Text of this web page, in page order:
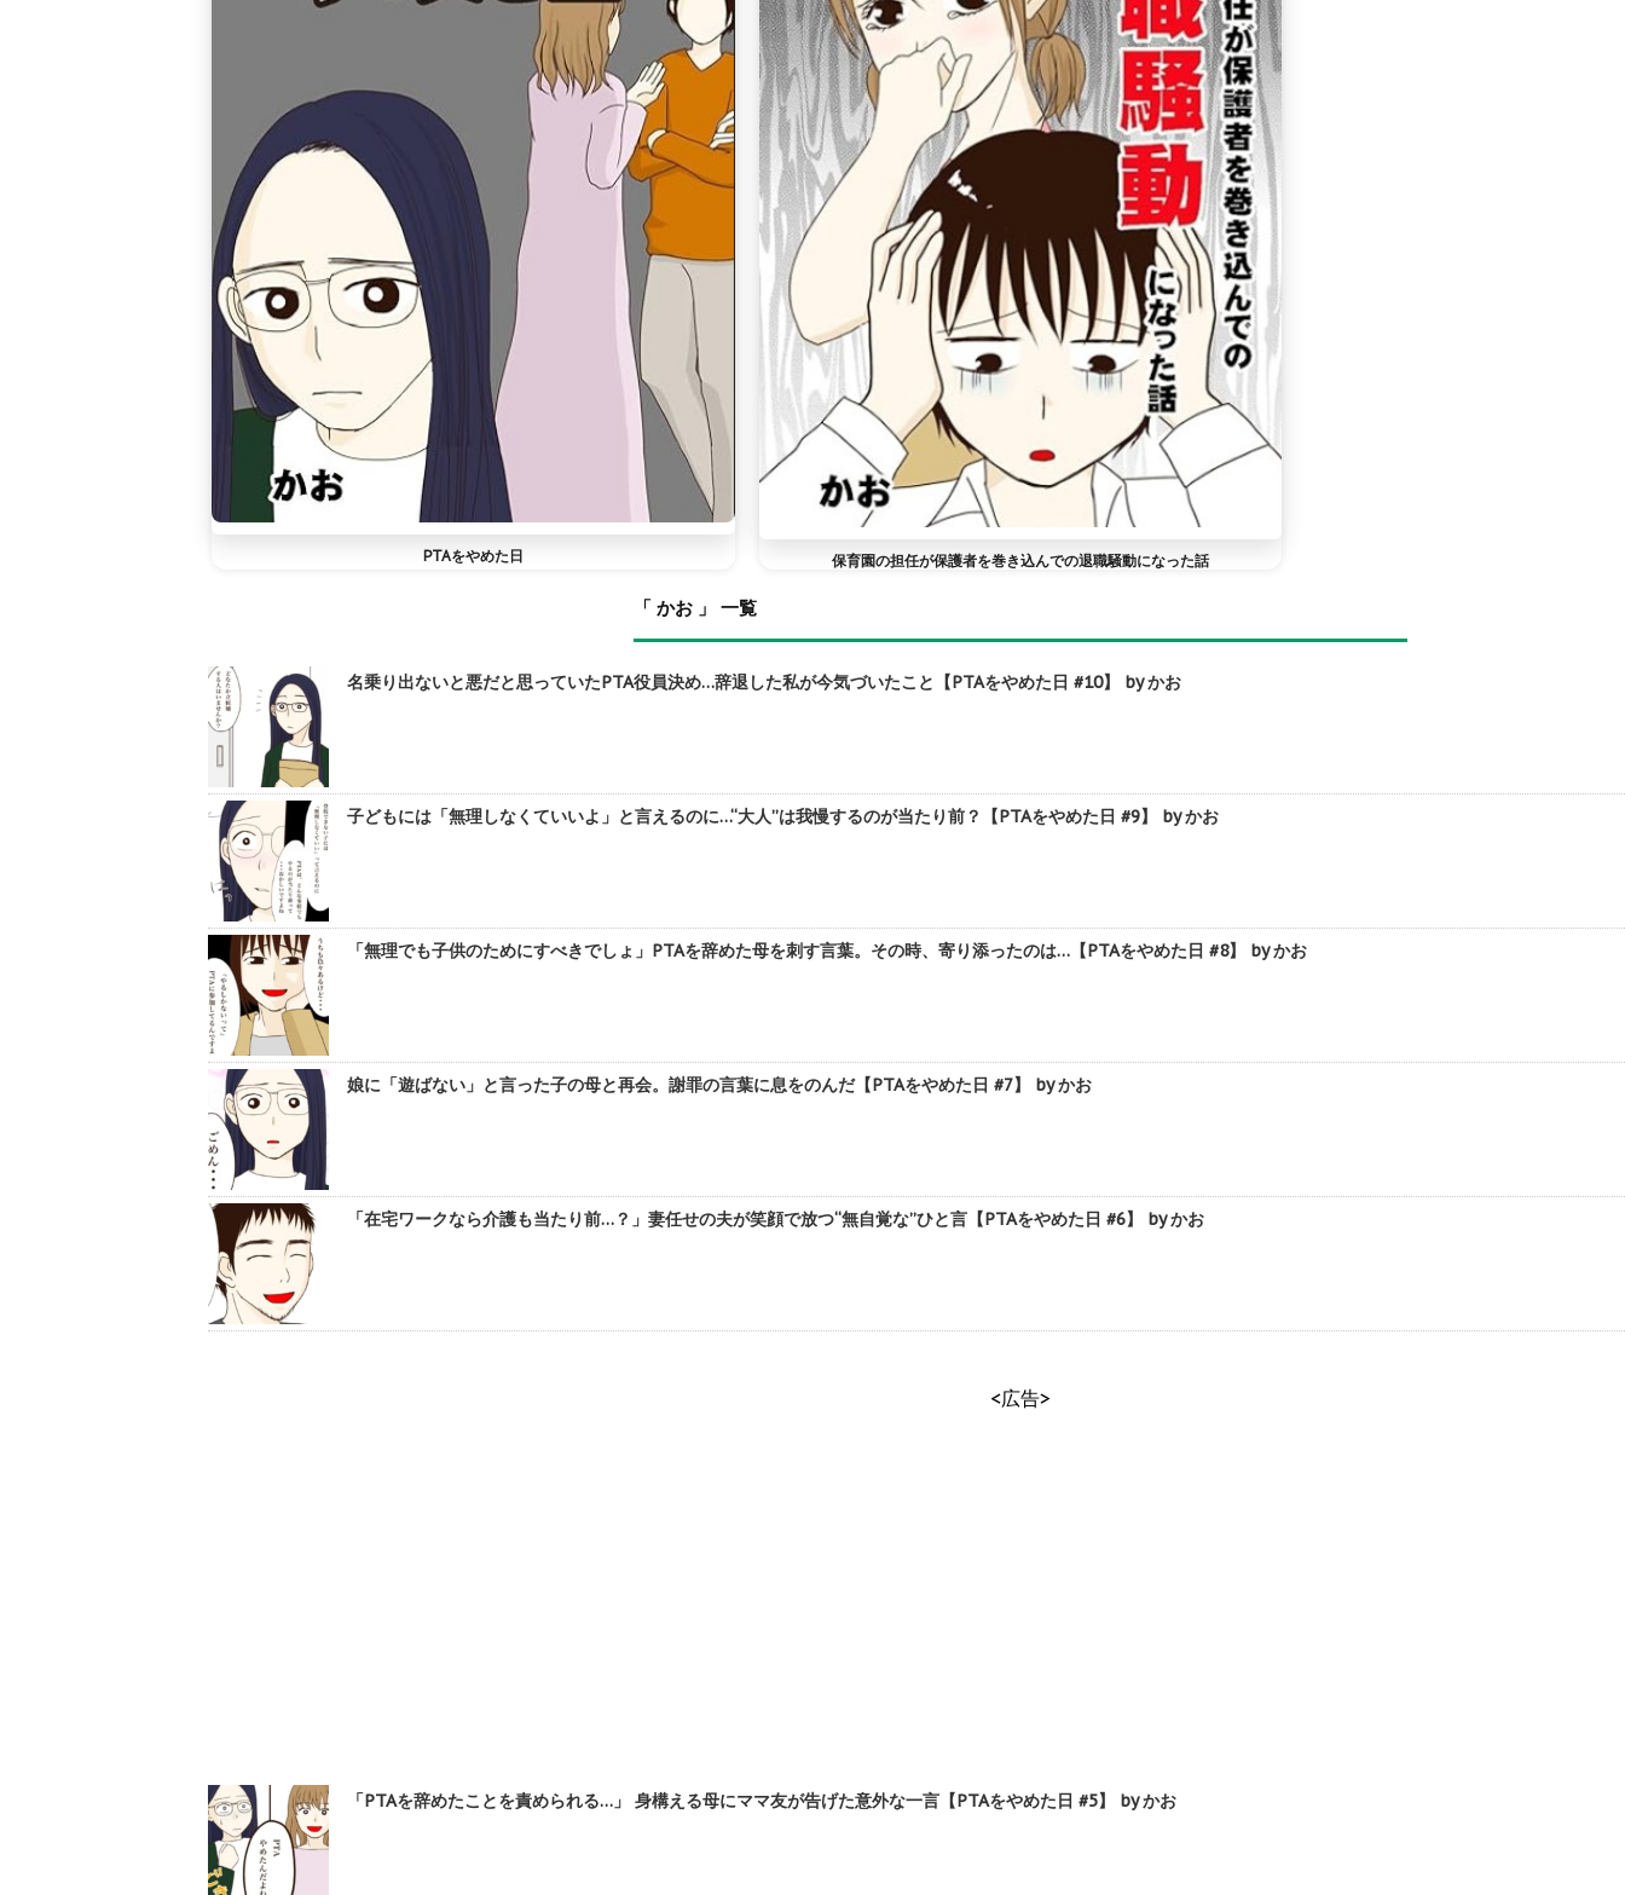
PTAをやめた日 保育園の担任が保護者を巻き込んでの退職騒動になった話
「 かお 」 一覧
名乗り出ないと悪だと思っていたPTA役員決め…辞退した私が今気づいたこと【PTAをやめた日 #10】 by かお
子どもには「無理しなくていいよ」と言えるのに…“大人”は我慢するのが当たり前？【PTAをやめた日 #9】 by かお
「無理でも子供のためにすべきでしょ」PTAを辞めた母を刺す言葉。その時、寄り添ったのは…【PTAをやめた日 #8】 by かお
娘に「遊ばない」と言った子の母と再会。謝罪の言葉に息をのんだ【PTAをやめた日 #7】 by かお
「在宅ワークなら介護も当たり前…？」妻任せの夫が笑顔で放つ“無自覚な”ひと言【PTAをやめた日 #6】 by かお
<広告>
「PTAを辞めたことを責められる…」 身構える母にママ友が告げた意外な一言【PTAをやめた日 #5】 by かお